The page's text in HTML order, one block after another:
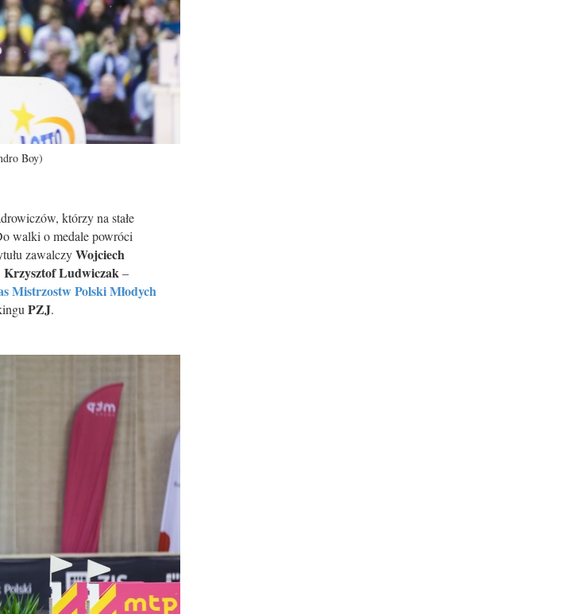
Boy)
którzy na stałe
walki o medale powróci
zawalczyWojciech
Krzysztof Ludwiczak–
Mistrzostw Polski Młodych
PZJ.